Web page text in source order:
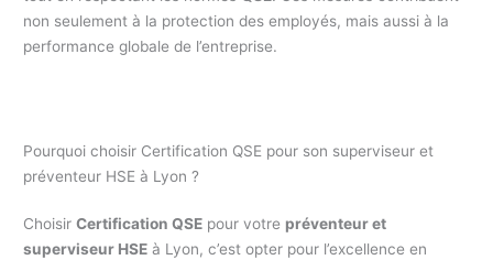
non seulement à la protection des employés, mais aussi à la
performance globale de l’entreprise.
Pourquoi choisir Certification QSE pour son superviseur et
préventeur HSE à Lyon ?
ChoisirCertification QSE pour votre préventeur et
superviseur HSE à Lyon, c’est opter pour l’excellence en